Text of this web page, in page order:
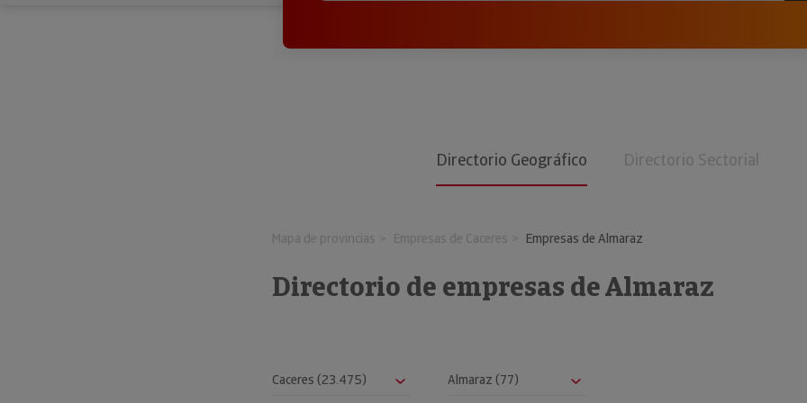
Directorio Geográfico Directorio Sectorial
Mapa de provincias Empresas de Caceres Empresas de Almaraz
Directorio de empresas de Almaraz